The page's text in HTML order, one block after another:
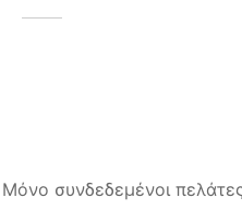
Μόνο συνδεδεμένοι